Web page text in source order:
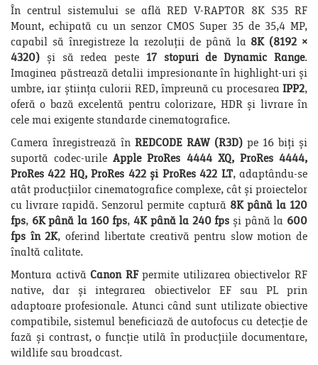
În centrul sistemului se află RED V-RAPTOR 8K S35 RF
Mount, echipată cu un senzor CMOS Super 35 de 35,4 MP,
capabil să înregistreze la rezoluții de până la 8K (8192 ×
4320) și să redea peste 17 stopuri de Dynamic Range.
Imaginea păstrează detalii impresionante în highlight-uri și
umbre, iar știința culorii RED, împreună cu procesareaIPP2,
oferă o bază excelentă pentru colorizare, HDR și livrare în
cele mai exigente standarde cinematografice.
Camera înregistrează înREDCODE RAW (R3D)pe 16 biți și
suportă codec-urileApple ProRes 4444 XQ, ProRes 4444,
ProRes 422 HQ, ProRes 422 și ProRes 422 LT, adaptându-se
atât producțiilor cinematografice complexe, cât și proiectelor
cu livrare rapidă. Senzorul permite captură 8K până la 120
fps, 6K până la 160 fps,4K până la 240 fps și până la 600
fps în 2K, oferind libertate creativă pentru slow motion de
înaltă calitate.
Montura activăCanon RFpermite utilizarea obiectivelor RF
native, dar și integrarea obiectivelor EF sau PL prin
adaptoare profesionale. Atunci când sunt utilizate obiective
compatibile, sistemul beneficiază de autofocus cu detecție de
fază și contrast, o funcție utilă în producțiile documentare,
wildlife sau broadcast.